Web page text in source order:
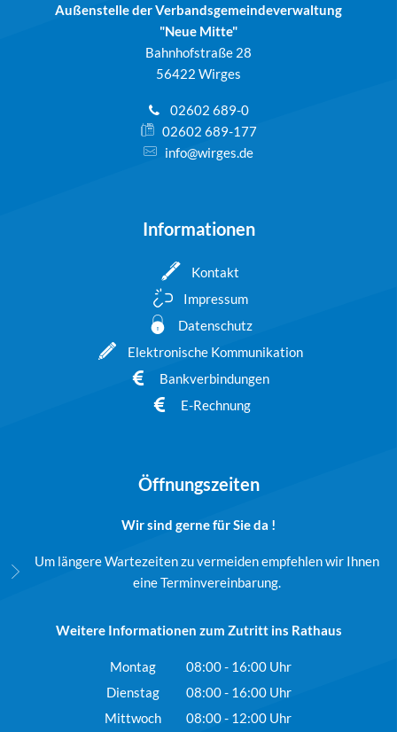
Außenstelle der Verbandsgemeindeverwaltung
"Neue Mitte"
Bahnhofstraße 28
56422 Wirges
02602 689-0
02602 689-177
info@wirges.de
Informationen
Kontakt
Impressum
Datenschutz
Elektronische Kommunikation
Bankverbindungen
E-Rechnung
Öffnungszeiten
Wir sind gerne für Sie da !
Um längere Wartezeiten zu vermeiden empfehlen wir Ihnen
eine Terminvereinbarung.
Weitere Informationen zum Zutritt ins Rathaus
Montag 08:00- 16:00Uhr
Von 08:00 bis 16:00 Uhr
Dienstag 08:00- 16:00Uhr
Von 08:00 bis 16:00 Uhr
Mittwoch 08:00- 12:00Uhr